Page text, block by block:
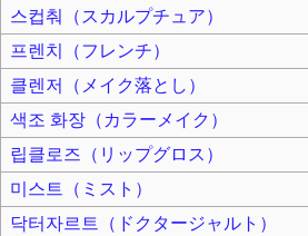
스컵춰（スカルプチュア）
프렌치（フレンチ）
클렌저（メイク落とし）
색조 화장（カラーメイク）
립클로즈（リップグロス）
미스트（ミスト）
닥터자르트（ドクタージャルト）